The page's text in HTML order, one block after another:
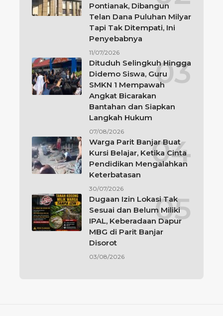
Pontianak, Dibangun
Telan Dana Puluhan Milyar
Tapi Tak Ditempati, Ini
Penyebabnya
11/07/2026
Dituduh Selingkuh Hingga
Didemo Siswa, Guru
SMKN 1 Mempawah
Angkat Bicarakan
Bantahan dan Siapkan
Langkah Hukum
07/08/2026
Warga Parit Banjar Buat
Kursi Belajar, Ketika Cinta
Pendidikan Mengalahkan
Keterbatasan
30/07/2026
Dugaan Izin Lokasi Tak
Sesuai dan Belum Miliki
IPAL, Keberadaan Dapur
MBG di Parit Banjar
Disorot
03/08/2026